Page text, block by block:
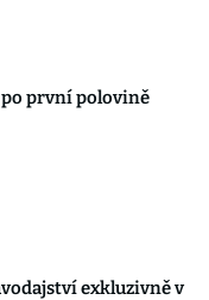
první polovině
exkluzivně v